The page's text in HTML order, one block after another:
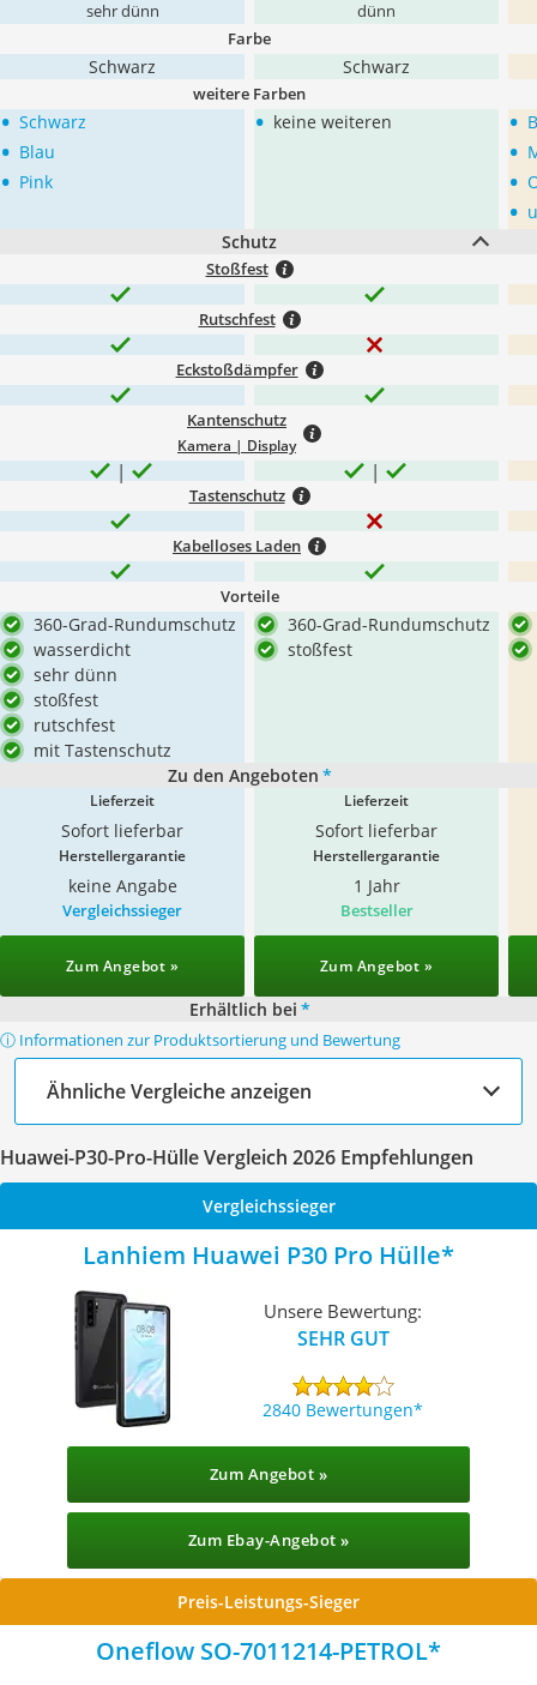
sehr dünn dünn
Farbe
Schwarz Schwarz
weitere Farben
• Schwarz
• Blau
• Pink
• keine weiteren •
•
•
•
Schutz
Stoßfest
Rutschfest
Eckstoßdämpfer
Kantenschutz
Kamera | Display
Tastenschutz
Kabelloses Laden
Vorteile
360-Grad-Rundumschutz
wasserdicht
sehr dünn
stoßfest
rutschfest
mit Tastenschutz
360-Grad-Rundumschutz
stoßfest
Zu den Angeboten *
Lieferzeit
Sofort lieferbar
Lieferzeit
Sofort lieferbar
Herstellergarantie
keine Angabe
Herstellergarantie
1 Jahr
Vergleichssieger
Zum Angebot »
Bestseller
Zum Angebot »
Erhältlich bei *
ⓘ Informationen zur Produktsortierung und Bewertung
Ähnliche Vergleiche anzeigen
Huawei-P30-Pro-Hülle Vergleich 2026 Empfehlungen
Vergleichssieger
Lanhiem Huawei P30 Pro Hülle
Unsere Bewertung:
SEHR GUT
2840 Bewertungen
Zum Angebot »
Zum Ebay-Angebot »
Preis-Leistungs-Sieger
Oneflow SO-7011214-PETROL